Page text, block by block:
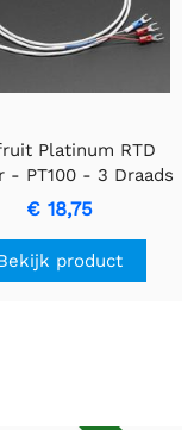
Platinum RTD
- PT100 - 3 Draads
1 meter lang
€ 18,75
product